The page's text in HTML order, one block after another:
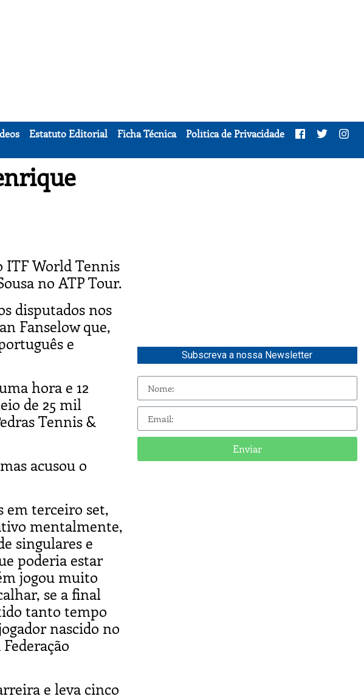
Estatuto Editorial Ficha Técnica
Política de Privacidade
ITF World Tennis
no ATP Tour.
disputados nos
Fanselow que,
e
hora e 12
de 25 mil
Tennis &
acusou o
em terceiro set,
mentalmente,
singulares e
poderia estar
jogou muito
se a final
tanto tempo
nascido no
e leva cinco
Subscreva a nossa Newsletter
Enviar